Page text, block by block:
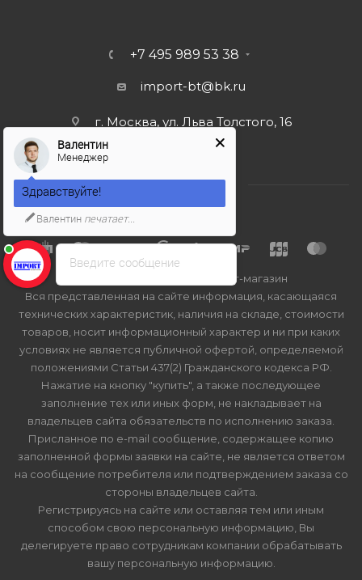
+7 495 989 53 38
import-bt@bk.ru
г. Москва, ул. Льва Толстого, 16
2026 © Import-bt.ru - интернет-магазин
Вся представленная на сайте информация, касающаяся
технических характеристик, наличия на складе, стоимости
товаров, носит информационный характер и ни при каких
условиях не является публичной офертой, определяемой
положениями Статьи 437(2) Гражданского кодекса РФ.
Нажатие на кнопку "купить", а также последующее
заполнение тех или иных форм, не накладывает на
владельцев сайта обязательств по исполнению заказа.
Присланное по e-mail сообщение, содержащее копию
заполненной формы заявки на сайте, не является ответом
на сообщение потребителя или подтверждением заказа со
стороны владельцев сайта.
Регистрируясь на сайте или оставляя тем или иным
способом свою персональную информацию, Вы
делегируете право сотрудникам компании обрабатывать
вашу персональную информацию.
Введите сообщение
Валентин
Менеджер
Здравствуйте!
Валентин печатает...